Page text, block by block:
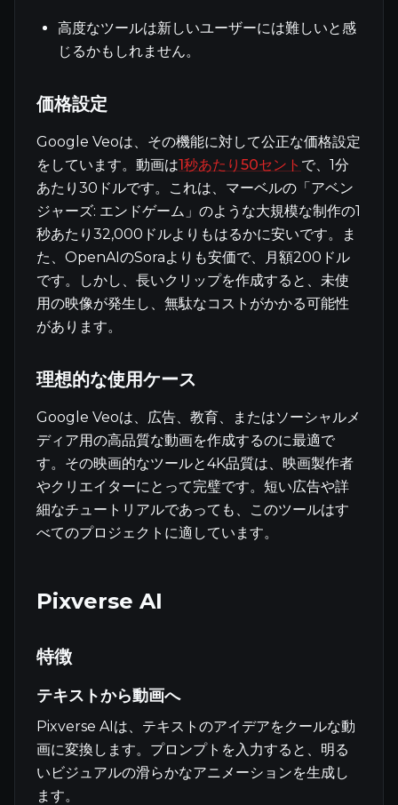
高度なツールは新しいユーザーには難しいと感
じるかもしれません。
価格設定
Google Veoは、その機能に対して公正な価格設定
をしています。動画は1秒あたり50セント で、1分
あたり30ドルです。これは、マーベルの「アベン
ジャーズ: エンドゲーム」のような大規模な制作の1
秒あたり32,000ドルよりもはるかに安いです。ま
た、OpenAIのSoraよりも安価で、月額200ドル
です。しかし、長いクリップを作成すると、未使
用の映像が発生し、無駄なコストがかかる可能性
があります。
理想的な使用ケース
Google Veoは、広告、教育、またはソーシャルメ
ディア用の高品質な動画を作成するのに最適で
す。その映画的なツールと4K品質は、映画製作者
やクリエイターにとって完璧です。短い広告や詳
細なチュートリアルであっても、このツールはす
べてのプロジェクトに適しています。
Pixverse AI
特徴
テキストから動画へ
Pixverse AIは、テキストのアイデアをクールな動
画に変換します。プロンプトを入力すると、明る
いビジュアルの滑らかなアニメーションを生成し
ます。